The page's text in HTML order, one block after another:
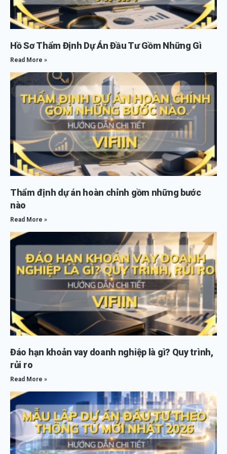
Hồ Sơ Thẩm Định Dự Án Đầu Tư Gồm Những Gì
Read More »
Thẩm định dự án hoàn chỉnh gồm những bước
nào
Read More »
Đáo hạn khoản vay doanh nghiệp là gì? Quy trình,
rủi ro
Read More »